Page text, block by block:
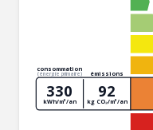
consommation
(énergie primaire) émissions
330
kWh/m²/an
92
kg CO₂/m²/an